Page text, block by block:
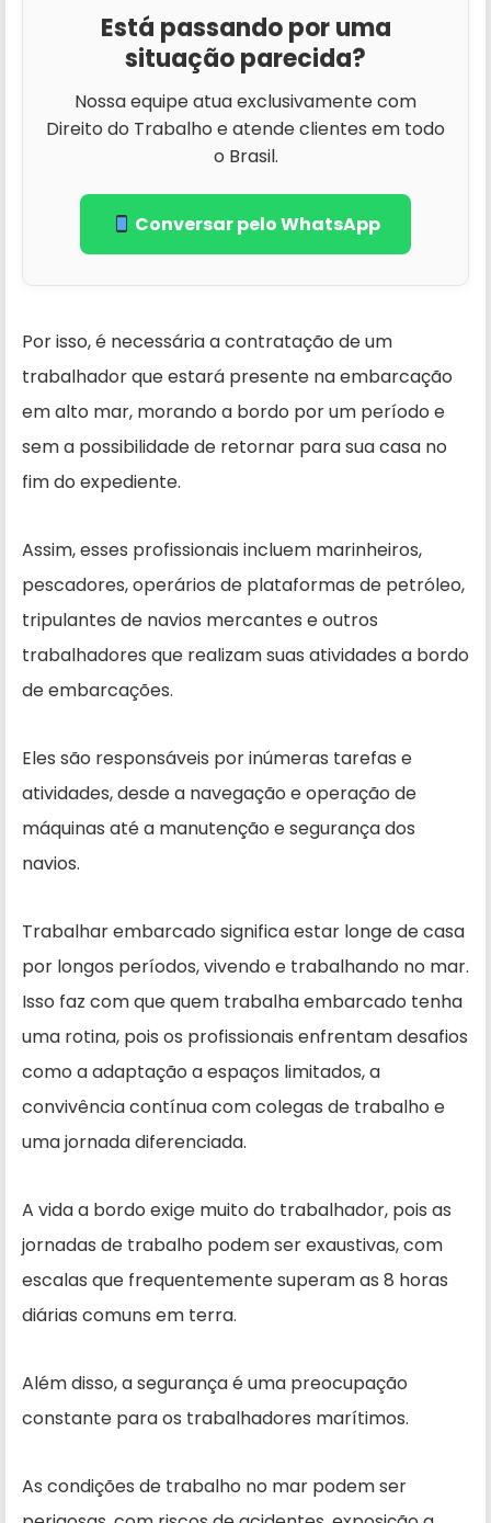
Está passando por uma
situação parecida?
Nossa equipe atua exclusivamente com
Direito do Trabalho e atende clientes em todo
o Brasil.
Conversar pelo WhatsApp
Por isso, é necessária a contratação de um
trabalhador que estará presente na embarcação
em alto mar, morando a bordo por um período e
sem a possibilidade de retornar para sua casa no
fim do expediente.
Assim, esses profissionais incluem marinheiros,
pescadores, operários de plataformas de petróleo,
tripulantes de navios mercantes e outros
trabalhadores que realizam suas atividades a bordo
de embarcações.
Eles são responsáveis por inúmeras tarefas e
atividades, desde a navegação e operação de
máquinas até a manutenção e segurança dos
navios.
Trabalhar embarcado significa estar longe de casa
por longos períodos, vivendo e trabalhando no mar.
Isso faz com que quem trabalha embarcado tenha
uma rotina, pois os profissionais enfrentam desafios
como a adaptação a espaços limitados, a
convivência contínua com colegas de trabalho e
uma jornada diferenciada.
A vida a bordo exige muito do trabalhador, pois as
jornadas de trabalho podem ser exaustivas, com
escalas que frequentemente superam as 8 horas
diárias comuns em terra.
Além disso, a segurança é uma preocupação
constante para os trabalhadores marítimos.
As condições de trabalho no mar podem ser